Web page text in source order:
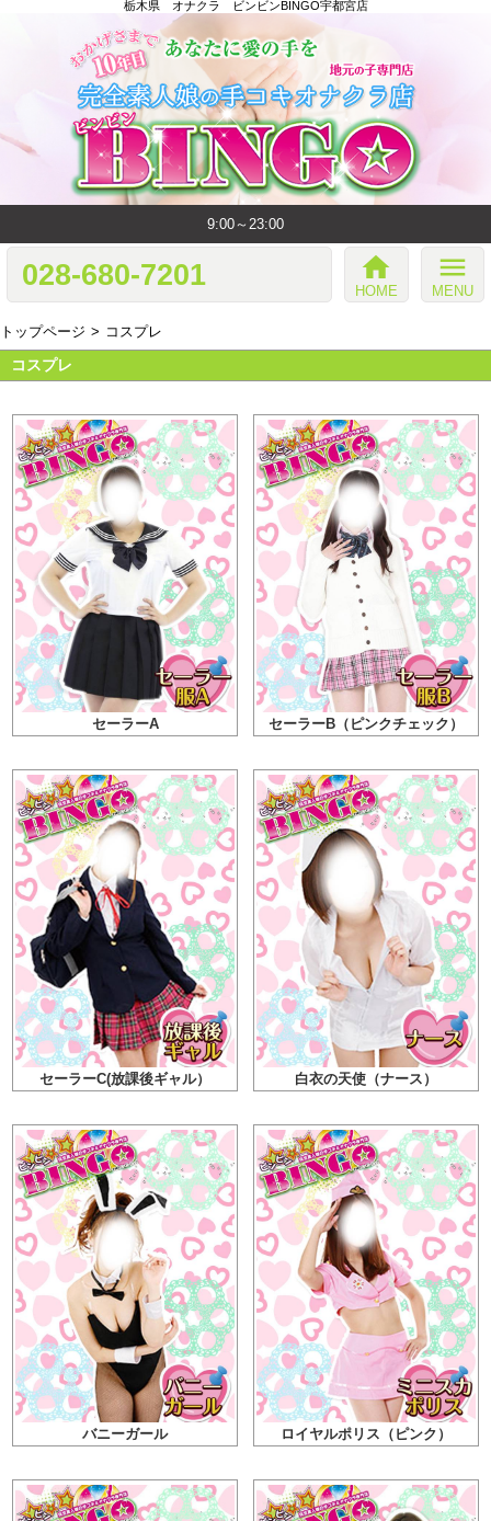
栃木県 オナクラ ビンビンBINGO宇都宮店
9:00～23:00
028-680-7201 home
HOME
menu
MENU
トップページ コスプレ
コスプレ
セーラーA セーラーB（ピンクチェック）
セーラーC(放課後ギャル） 白衣の天使（ナース）
バニーガール ロイヤルポリス（ピンク）